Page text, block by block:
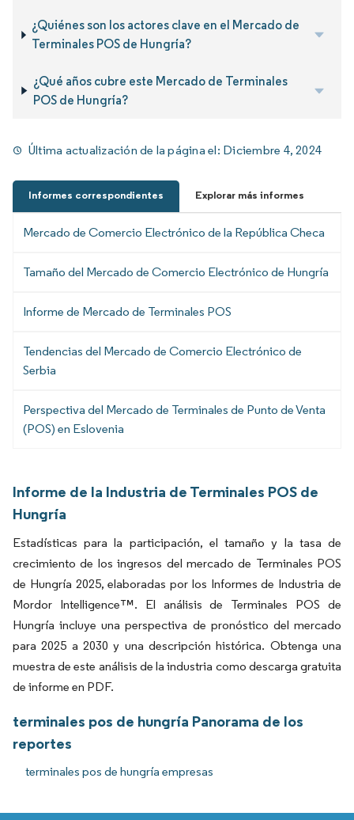
¿Quiénes son los actores clave en el Mercado de
Terminales POS de Hungría?
¿Qué años cubre este Mercado de Terminales
POS de Hungría?
Última actualización de la página el: Diciembre 4, 2024
Informes correspondientes Explorar más informes
Mercado de Comercio Electrónico de la República Checa
Tamaño del Mercado de Comercio Electrónico de Hungría
Informe de Mercado de Terminales POS
Tendencias del Mercado de Comercio Electrónico de
Serbia
Perspectiva del Mercado de Terminales de Punto de Venta
(POS) en Eslovenia
Informe de la Industria de Terminales POS de
Hungría
Estadísticas para la participación, el tamaño y la tasa de
crecimiento de los ingresos del mercado de Terminales POS
de Hungría 2025, elaboradas por los Informes de Industria de
Mordor Intelligence™. El análisis de Terminales POS de
Hungría incluye una perspectiva de pronóstico del mercado
para 2025 a 2030 y una descripción histórica. Obtenga una
muestra de este análisis de la industria como descarga gratuita
de informe en PDF.
terminales pos de hungría Panorama de los
reportes
terminales pos de hungría empresas